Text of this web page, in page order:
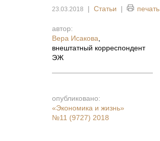
23.03.2018 | Статьи | печать
автор:
Вера Исакова
внештатный корреспондент
ЭЖ
опубликовано:
«Экономика и жизнь»
№11 (9727) 2018